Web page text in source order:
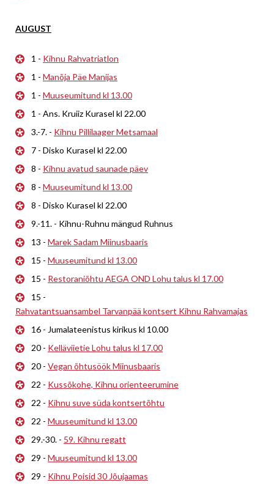
AUGUST
1 - Kihnu Rahvatriatlon
1 - Manõja Päe Manijas
1 - Muuseumitund kl 13.00
1 - Ans. Kruiiz Kurasel kl 22.00
3.-7. - Kihnu Pillilaager Metsamaal
7 - Disko Kurasel kl 22.00
8 - Kihnu avatud saunade päev
8 - Muuseumitund kl 13.00
8 - Disko Kurasel kl 22.00
9.-11. - Kihnu-Ruhnu mängud Ruhnus
13 - Marek Sadam Miinusbaaris
15 - Muuseumitund kl 13.00
15 - Restoraniõhtu AEGA OND Lohu talus kl 17.00
15 -
Rahvatantsuansambel Tarvanpää kontsert Kihnu Rahvamajas
16 - Jumalateenistus kirikus kl 10.00
20 - Kelläviietie Lohu talus kl 17.00
20 - Vegan õhtusöök Miinusbaaris
22 - Kussõkohe, Kihnu orienteerumine
22 - Kihnu suve süda kontsertõhtu
22 - Muuseumitund kl 13.00
29.-30. - 59. Kihnu regatt
29 - Muuseumitund kl 13.00
29 - Kihnu Poisid 30 Jõujaamas